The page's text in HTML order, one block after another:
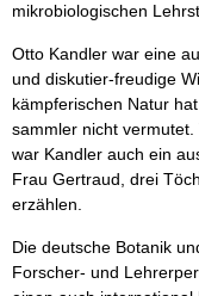
mikrobiologischen
Otto Kandler war eine
und diskutier-freudige
kämpferischen Natur
sammler nicht
war Kandler auch ein
Frau Gertraud, drei
erzählen.
Die deutsche Botanik
Forscher- und